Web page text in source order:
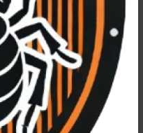
–
إبادة
فورية
بضمان
سنوات